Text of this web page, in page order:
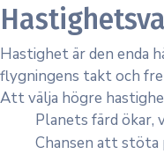
Hastighet är den enda
flygningens takt och
Att välja högre
Planets färd ökar,
Chansen att stöta